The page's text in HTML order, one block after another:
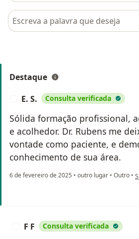
Pesquisar em opiniões
Destaque
E. S. Consulta verificada
Sólida formação profissional,
e acolhedor. Dr. Rubens me
vontade como paciente, e
conhecimento de sua área.
6 de fevereiro de 2025 • outro lugar • Outro •
F F Consulta verificada